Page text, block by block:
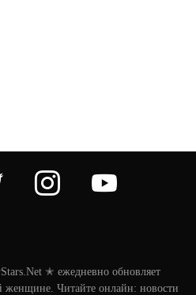
instagram
✭ ежедневно обновляет
женщине. Читайте онлайн: новости